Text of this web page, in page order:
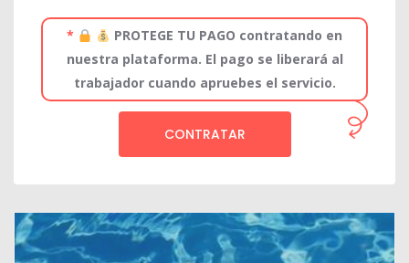
*
PROTEGE TU PAGO contratando en
nuestra plataforma. El pago se liberará al
trabajador cuando apruebes el servicio.
CONTRATAR